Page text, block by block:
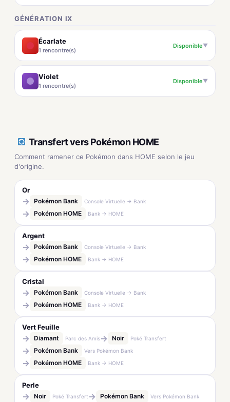
GÉNÉRATION IX
Écarlate
1 rencontre(s)
Disponible▼
Violet
1 rencontre(s)
Disponible▼
Transfert vers Pokémon HOME
Comment ramener ce Pokémon dans HOME selon le jeu
d'origine.
Or
→ Pokémon Bank Console Virtuelle → Bank
→ Pokémon HOME Bank → HOME
Argent
→ Pokémon Bank Console Virtuelle → Bank
→ Pokémon HOME Bank → HOME
Cristal
→ Pokémon Bank Console Virtuelle → Bank
→ Pokémon HOME Bank → HOME
Vert Feuille
→ Diamant Parc des Amis→ Noir Poké Transfert
→ Pokémon Bank Vers Pokémon Bank
→ Pokémon HOME Bank → HOME
Perle
→ Noir Poké Transfert → Pokémon Bank Vers Pokémon Bank